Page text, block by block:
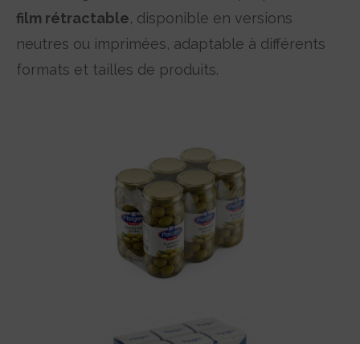
film rétractable, disponible en versions
neutres ou imprimées, adaptable à différents
formats et tailles de produits.